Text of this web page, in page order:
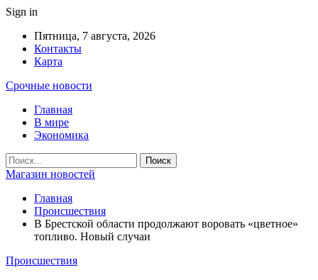
Sign in
Пятница, 7 августа, 2026
Контакты
Карта
Срочные новости
Главная
В мире
Экономика
Магазин новостей
Главная
Происшествия
В Брестской области продолжают воровать «цветное»
топливо. Новый случаи
Происшествия